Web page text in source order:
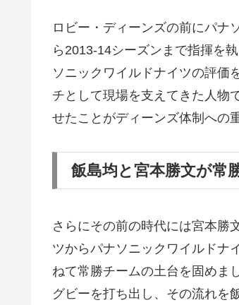
ロビー・ディーンズの前にパナ
ら2013-14シーズンまで指揮を
ソニックワイルドナイツの評価
チとして現場を支えてきた人物
せたことがディーンズ体制への
飯島均と宮本勝文が常
さらにその前の時代には宮本勝
ツからパナソニックワイルドナ
ねて常勝チームの土台を固めま
グビーを打ち出し、その流れを